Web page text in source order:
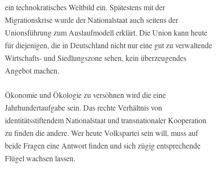
ein technokratisches Weltbild ein. Spätestens mit der
Migrationskrise wurde der Nationalstaat auch seitens der
Unionsführung zum Auslaufmodell erklärt. Die Union kann heute
für diejenigen, die in Deutschland nicht nur eine gut zu verwaltende
Wirtschafts- und Siedlungszone sehen, kein überzeugendes
Angebot machen.
Ökonomie und Ökologie zu versöhnen wird die eine
Jahrhundertaufgabe sein. Das rechte Verhältnis von
identitätsstiftendem Nationalstaat und transnationaler Kooperation
zu finden die andere. Wer heute Volkspartei sein will, muss auf
beide Fragen eine Antwort finden und sich zügig entsprechende
Flügel wachsen lassen.